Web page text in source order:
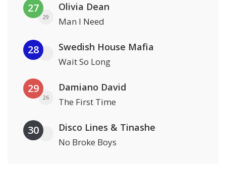
27
29
Olivia Dean
Man I Need
28 Swedish House Mafia
Wait So Long
29
26
Damiano David
The First Time
30 Disco Lines & Tinashe
No Broke Boys